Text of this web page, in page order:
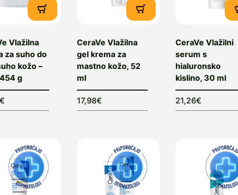
Vlažilna
za suho do
kožo –
g
CeraVe Vlažilna
gel krema za
mastno kožo, 52
ml
17,98€
CeraVe Vlažilni
serum s
hialuronsko
kislino, 30 ml
21,26€